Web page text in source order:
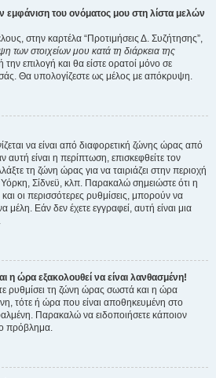
του ονόματος μου στη λίστα μελών
στην καρτέλα “Προτιμήσεις Δ. Συζήτησης”,
των στοιχείων μου κατά τη διάρκεια της
την επιλογή και θα είστε ορατοί μόνο σε
εσάς. Θα υπολογίζεστε ως μέλος με απόκρυψη.
να είναι από διαφορετική ζώνης ώρας από
αυτή είναι η περίπτωση, επισκεφθείτε τον
τη ζώνη ώρας για να ταιριάζει στην περιοχή
Σίδνεϋ, κλπ. Παρακαλώ σημειώστε ότι η
οι περισσότερες ρυθμίσεις, μπορούν να
Εάν δεν έχετε εγγραφεί, αυτή είναι μια
η ώρα εξακολουθεί να είναι λανθασμένη!
ρυθμίσει τη ζώνη ώρας σωστά και η ώρα
τότε ή ώρα που είναι αποθηκευμένη στο
Παρακαλώ να ειδοποιήσετε κάποιον
πρόβλημα.